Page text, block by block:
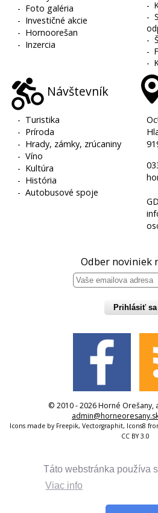
Táto webstránka používa
Viac info
- Foto galéria
- Investičné akcie
- Hornoorešan
- Inzercia
-
-
-
-
-
Návštevník
- Turistika
- Príroda
- Hrady, zámky, zrúcaniny
-Víno
- Kultúra
- História
-Autobusové spoje
Odber noviniek
Prihlásiť sa
© 2010 - 2026 Horné Orešany,
Icons made by Freepik, Vectorgraphit, Icons8
CC BY 3.0